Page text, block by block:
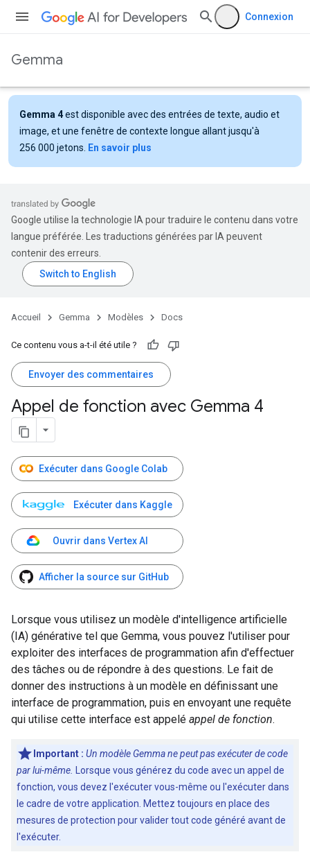
Connexion
Gemma
Gemma 4est disponible avec des entrées de texte, audio et
image, et une fenêtre de contexte longue allant jusqu'à
256 000 jetons.
En savoir plus
Google utilise la technologie IA pour traduire le contenu dans votre
langue préférée. Les traductions générées par IA peuvent
contenir des erreurs.
Accueil Gemma Modèles Docs
Ce contenu vous a-t-il été utile ?
Envoyer des commentaires
Appel de fonction avec Gemma 4
Exécuter dans Google Colab
Exécuter dans Kaggle
Ouvrir dans Vertex AI
Afficher la source sur GitHub
Lorsque vous utilisez un modèle d'intelligence artificielle
(IA) générative tel que Gemma, vous pouvez l'utiliser pour
exploiter des interfaces de programmation afin d'effectuer
des tâches ou de répondre à des questions. Le fait de
donner des instructions à un modèle en définissant une
interface de programmation, puis en envoyant une requête
qui utilise cette interface est appelé appel de fonction.
Important : Un modèle Gemma ne peut pas exécuter de code
par lui-même.
Lorsque vous générez du code avec un appel de
fonction, vous devez l'exécuter vous-même ou l'exécuter dans
le cadre de votre application. Mettez toujours en place des
mesures de protection pour valider tout code généré avant de
l'exécuter.